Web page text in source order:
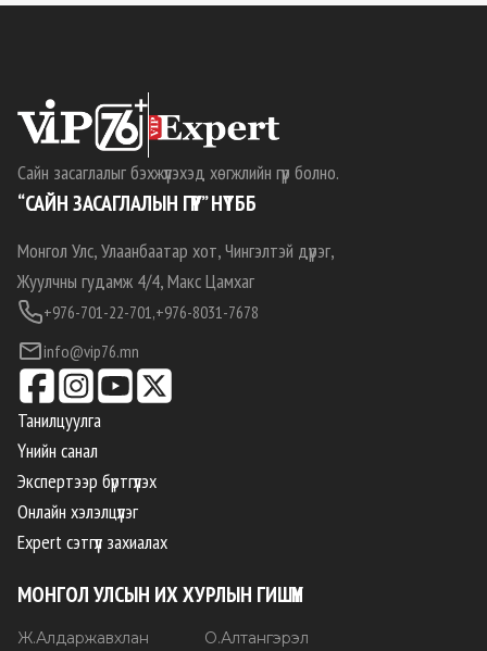
Сайн засаглалыг бэхжүүлэхэд хөгжлийн гүүр болно.
“САЙН ЗАСАГЛАЛЫН ГҮҮР” НҮТББ
Монгол Улс, Улаанбаатар хот, Чингэлтэй дүүрэг,
Жуулчны гудамж 4/4, Макс Цамхаг
+976-701-22-701,+976-8031-7678
info@vip76.mn
Танилцуулга
Үнийн санал
Экспертээр бүртгүүлэх
Онлайн хэлэлцүүлэг
Expert сэтгүүл захиалах
МОНГОЛ УЛСЫН ИХ ХУРЛЫН ГИШҮҮН
Ж.Алдаржавхлан О.Алтангэрэл